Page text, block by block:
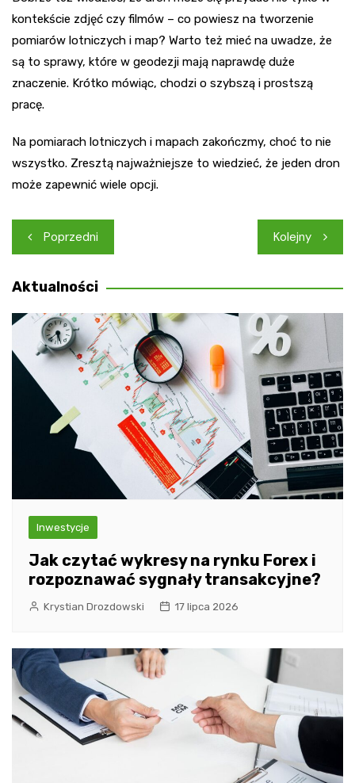
kontekście zdjęć czy filmów – co powiesz na tworzenie
pomiarów lotniczych i map? Warto też mieć na uwadze, że
są to sprawy, które w geodezji mają naprawdę duże
znaczenie. Krótko mówiąc, chodzi o szybszą i prostszą
pracę.
Na pomiarach lotniczych i mapach zakończmy, choć to nie
wszystko. Zresztą najważniejsze to wiedzieć, że jeden dron
może zapewnić wiele opcji.
Nawigacja
wpisu
Poprzedni Kolejny
Aktualności
Inwestycje
Jak czytać wykresy na rynku Forex i
rozpoznawać sygnały transakcyjne?
Krystian Drozdowski 17 lipca 2026